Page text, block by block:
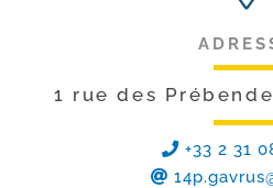
1 rue des
+33 2 31